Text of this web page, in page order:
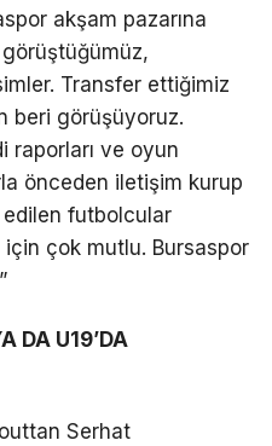
akşam pazarına
görüştüğümüz,
Transfer ettiğimiz
beri görüşüyoruz.
raporları ve oyun
önceden iletişim kurup
futbolcular
çok mutlu. Bursaspor
DA U19’DA
Serhat